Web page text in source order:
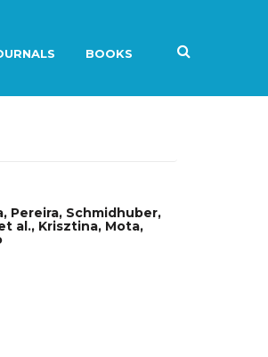
BOOKS
Pereira, Schmidhuber,
al., Krisztina, Mota,